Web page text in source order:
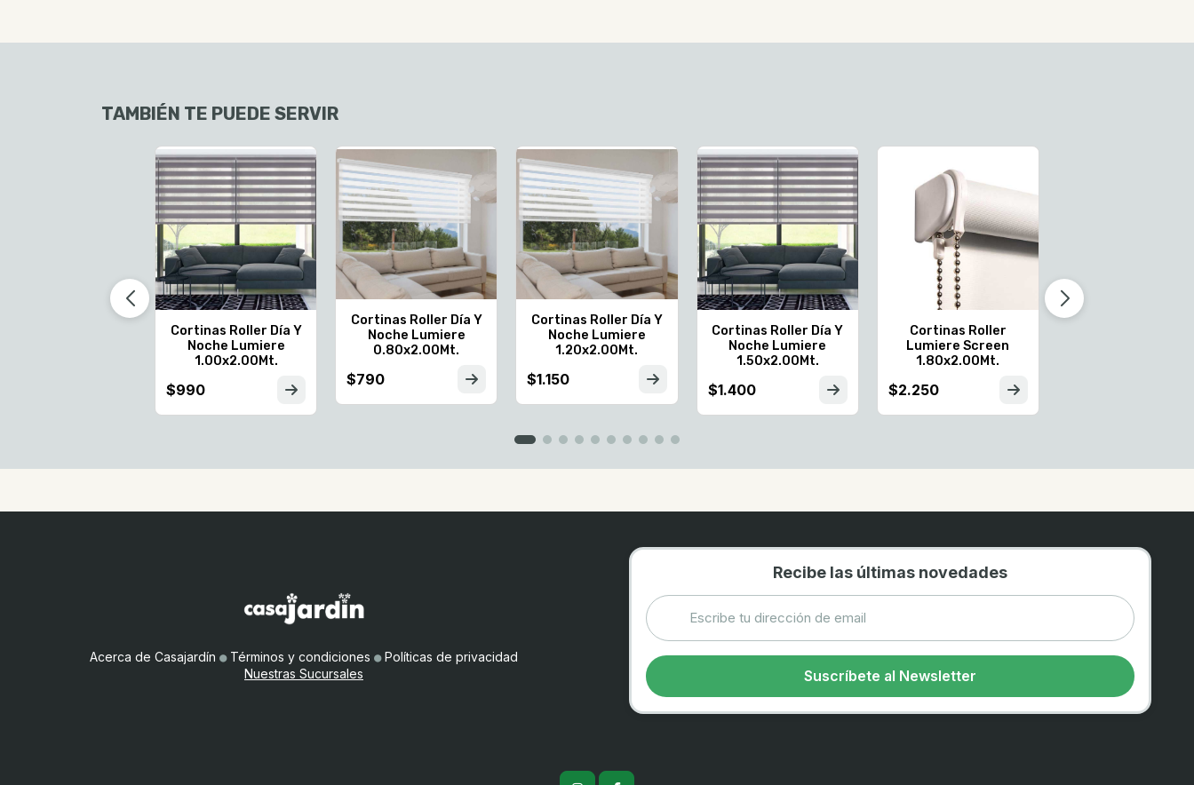
TAMBIÉN TE PUEDE SERVIR
Cortinas Roller Día Y
Noche Lumiere
1.00x2.00Mt.
$990
Cortinas Roller Día Y
Noche Lumiere
0.80x2.00Mt.
$790
Cortinas Roller Día Y
Noche Lumiere
1.20x2.00Mt.
$1.150
Cortinas Roller Día Y
Noche Lumiere
1.50x2.00Mt.
$1.400
Cortinas Roller
Lumiere Screen
1.80x2.00Mt.
$2.250
Acerca de Casajardín ● Términos y condiciones ● Políticas de privacidad
Nuestras Sucursales
Recibe las últimas novedades
Suscríbete al Newsletter